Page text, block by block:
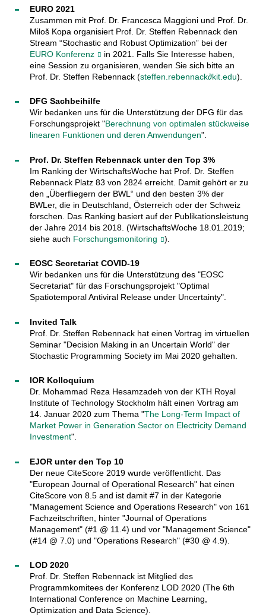
EURO 2021
Zusammen mit Prof. Dr. Francesca Maggioni und Prof. Dr.
Miloš Kopa organisiert Prof. Dr. Steffen Rebennack den
Stream “Stochastic and Robust Optimization” bei der
EURO Konferenz
in 2021. Falls Sie Interesse haben,
eine Session zu organisieren, wenden Sie sich bitte an
Prof. Dr. Steffen Rebennack (steffen.rebennack∂kit.edu).
DFG Sachbeihilfe
Wir bedanken uns für die Unterstützung der DFG für das
Forschungsprojekt "Berechnung von optimalen stückweise
linearen Funktionen und deren Anwendungen".
Prof. Dr. Steffen Rebennack unter den Top 3%
Im Ranking der WirtschaftsWoche hat Prof. Dr. Steffen
Rebennack Platz 83 von 2824 erreicht. Damit gehört er zu
den „Überfliegern der BWL“ und den besten 3% der
BWLer, die in Deutschland, Österreich oder der Schweiz
forschen. Das Ranking basiert auf der Publikationsleistung
der Jahre 2014 bis 2018. (WirtschaftsWoche 18.01.2019;
siehe auch Forschungsmonitoring ).
EOSC Secretariat COVID-19
Wir bedanken uns für die Unterstützung des "EOSC
Secretariat" für das Forschungsprojekt "Optimal
Spatiotemporal Antiviral Release under Uncertainty".
Invited Talk
Prof. Dr. Steffen Rebennack hat einen Vortrag im virtuellen
Seminar "Decision Making in an Uncertain World" der
Stochastic Programming Society im Mai 2020 gehalten.
IOR Kolloquium
Dr. Mohammad Reza Hesamzadeh von der KTH Royal
Institute of Technology Stockholm hält einen Vortrag am
14. Januar 2020 zum Thema "The Long-Term Impact of
Market Power in Generation Sector on Electricity Demand
Investment".
EJOR unter den Top 10
Der neue CiteScore 2019 wurde veröffentlicht. Das
"European Journal of Operational Research" hat einen
CiteScore von 8.5 and ist damit #7 in der Kategorie
"Management Science and Operations Research" von 161
Fachzeitschriften, hinter "Journal of Operations
Management" (#1 @ 11.4) und vor "Management Science"
(#14 @ 7.0) und "Operations Research" (#30 @ 4.9).
LOD 2020
Prof. Dr. Steffen Rebennack ist Mitglied des
Programmkomitees der Konferenz LOD 2020 (The 6th
International Conference on Machine Learning,
Optimization and Data Science).